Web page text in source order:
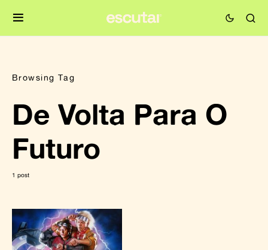
Browsing Tag
De Volta Para O
Futuro
1 post